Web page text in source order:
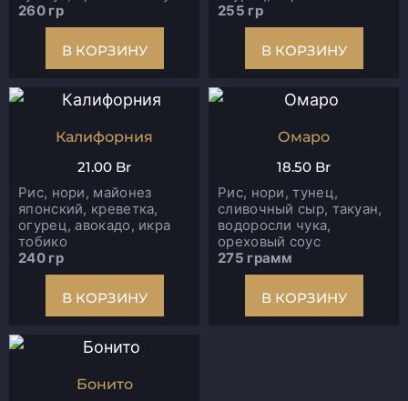
260 гр
В КОРЗИНУ
255 гр
В КОРЗИНУ
Калифорния
21.00 Br
Рис, нори, майонез
японский, креветка,
огурец, авокадо, икра
тобико
240 гр
В КОРЗИНУ
Омаро
18.50 Br
Рис, нори, тунец,
сливочный сыр, такуан,
водоросли чука,
ореховый соус
275 грамм
В КОРЗИНУ
Бонито